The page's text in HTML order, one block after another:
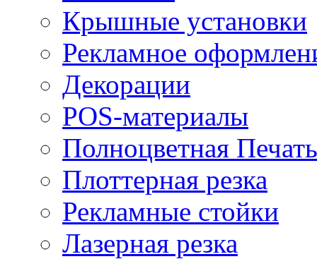
Крышные установки
Рекламное
Декорации
POS-материалы
Полноцветная Печать
Плоттерная резка
Рекламные стойки
Лазерная резка